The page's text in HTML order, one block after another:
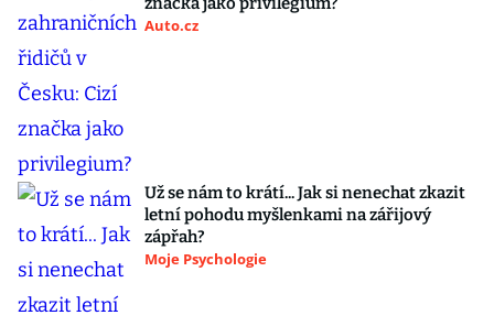
Auto.cz
Už se nám to krátí... Jak si nenechat zkazit
letní pohodu myšlenkami na zářijový
zápřah?
Moje Psychologie